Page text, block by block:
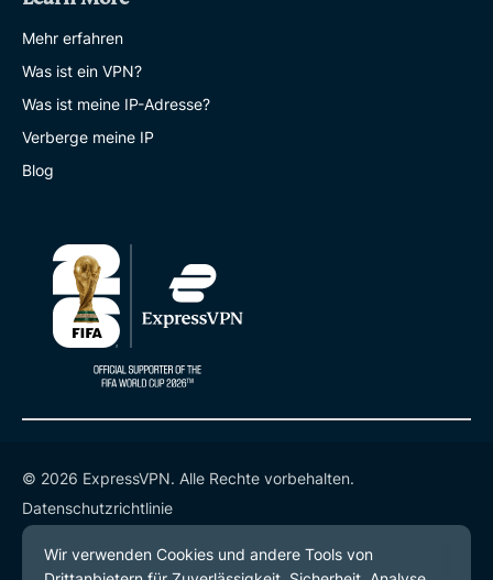
Mehr erfahren
Was ist ein VPN?
Was ist meine IP-Adresse?
Verberge meine IP
Blog
© 2026 ExpressVPN. Alle Rechte vorbehalten.
Datenschutzrichtlinie
Servicebedingungen
Cookie-Einstellungen